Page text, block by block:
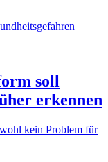
soll
erkennen